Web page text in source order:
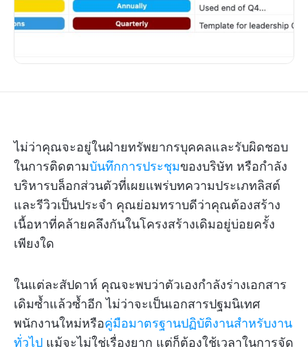
ไม่ว่าคุณจะอยู่ในฝ่ายทรัพยากรบุคคลและรับผิดชอบ
ในการติดตามบันทึกการประชุมของบริษัท หรือกำลัง
บริหารบล็อกส่วนตัวที่เผยแพร่บทความประเภทลิสต์
และรีวิวเป็นประจำ คุณย่อมทราบดีว่าคุณต้องสร้าง
เนื้อหาที่คล้ายคลึงกันในโครงสร้างเดิมอยู่บ่อยครั้ง
เพียงใด
ในแต่ละสัปดาห์ คุณจะพบว่าตัวเองกำลังร่างเอกสาร
เดิมซ้ำแล้วซ้ำอีก ไม่ว่าจะเป็นเอกสารปฐมนิเทศ
พนักงานใหม่หรือคู่มือมาตรฐานปฏิบัติงานสำหรับงาน
ทั่วไป แม้จะไม่ใช่เรื่องยาก แต่ก็ต้องใช้เวลาในการจัด